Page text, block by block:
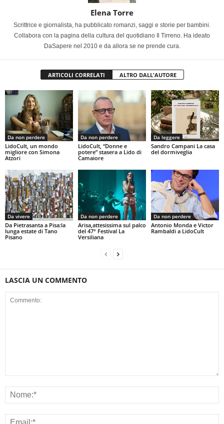
Elena Torre
Scrittrice e giornalista, ha pubblicato romanzi, saggi e storie per bambini.
Collabora con la pagina della cultura del quotidiano Il Tirreno. Ha ideato
DaSapere nel 2010 e da allora se ne prende cura.
ARTICOLI CORRELATI ALTRO DALL'AUTORE
Da non perdere
LidoCult, un mondo
migliore con Simona
Atzori
Da non perdere
LidoCult, “Donne e
potere” stasera a Lido di
Camaiore
Da leggere
Sandro Campani La casa
del dormiveglia
Da vivere
Da Pietrasanta a Pisa:la
lunga estate di Tano
Pisano
Da non perdere
Arisa,attesissima sul palco
del 47° Festival La
Versiliana
Da non perdere
Antonio Monda e Victor
Rambaldi a LidoCult
LASCIA UN COMMENTO